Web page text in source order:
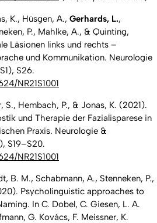
K., Hüsgen, A., Gerhards, L.,
P., Mahlke, A., & Quinting,
Läsionen links und rechts –
und Kommunikation. Neurologie
S26.
NR21S1001
S., Hembach, P., & Jonas, K. (2021).
und Therapie der Fazialisparese in
Praxis. Neurologie &
S19–S20.
NR21S1001
B. M., Schabmann, A., Stenneken, P.,
Psycholinguistic approaches to
In C. Dobel, C. Giesen, L. A.
G. Kovács, F. Meissner, K.